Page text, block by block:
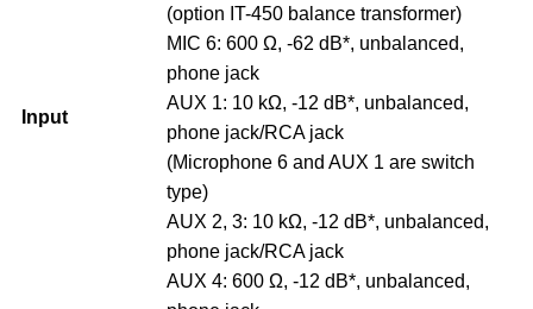
Input
(option IT-450 balance transformer)
MIC 6: 600 Ω, -62 dB*, unbalanced,
phone jack
AUX 1: 10 kΩ, -12 dB*, unbalanced,
phone jack/RCA jack
(Microphone 6 and AUX 1 are switch
type)
AUX 2, 3: 10 kΩ, -12 dB*, unbalanced,
phone jack/RCA jack
AUX 4: 600 Ω, -12 dB*, unbalanced,